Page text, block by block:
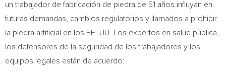
un trabajador de fabricación de piedra de 51 años influyan en
futuras demandas, cambios regulatorios y llamados a prohibir
la piedra artificial en los EE. UU. Los expertos en salud pública,
los defensores de la seguridad de los trabajadores y los
equipos legales están de acuerdo: